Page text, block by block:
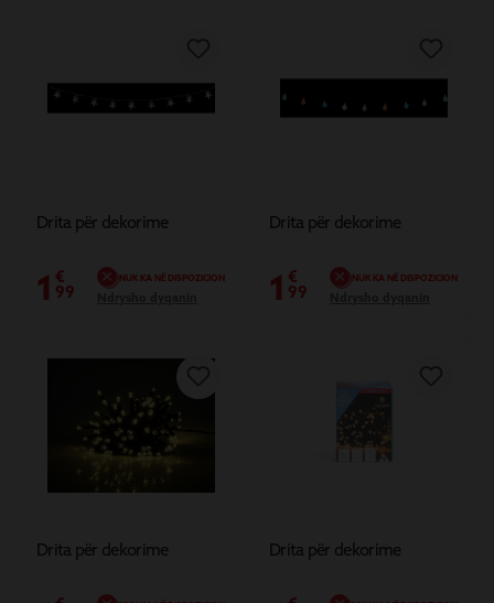
Drita për dekorime
1 €
99
NUK KA NË DISPOZICION
Drita për dekorime
1 €
99
NUK KA NË DISPOZICION
Drita për dekorime Drita për dekorime